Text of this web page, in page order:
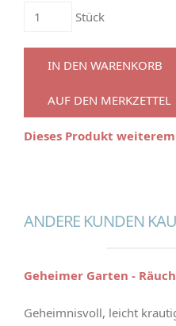
Stück
IN DEN WARENKORB
AUF DEN MERKZETTEL
Dieses Produkt
ANDERE KUNDEN
Geheimer Garten -
Geheimnisvoll, leicht